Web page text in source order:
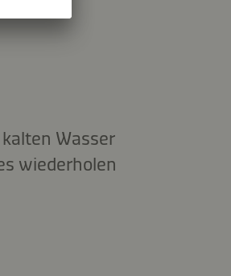
Wasser
wiederholen